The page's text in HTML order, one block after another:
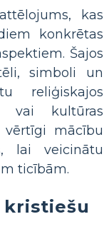
kas
konkrētas
Šajos
simboli un
reliģiskajos
vai kultūras
mācību
lai veicinātu
ticībām.
kristiešu